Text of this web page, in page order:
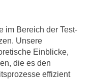
im Bereich der Test-
Unsere
Einblicke,
die es den
effizient